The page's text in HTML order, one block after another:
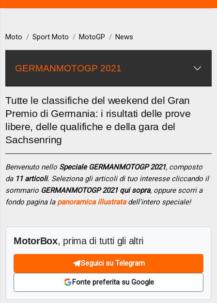
Moto Sport Moto MotoGP News
GERMANMOTOGP 2021
Tutte le classifiche del weekend del Gran
Premio di Germania: i risultati delle prove
libere, delle qualifiche e della gara del
Sachsenring
Benvenuto nello Speciale GERMANMOTOGP 2021, composto
da 11 articoli. Seleziona gli articoli di tuo interesse cliccando il
sommario GERMANMOTOGP 2021 qui sopra, oppure scorri a
fondo pagina la panoramica illustratadell'intero speciale!
MotorBox, prima di tutti gli altri
Seguici su Telegram
Fonte preferita su Google